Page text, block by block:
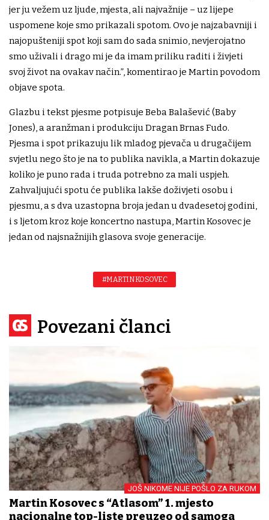
jer ju vežem uz ljude, mjesta, ali najvažnije – uz lijepe
uspomene koje smo prikazali spotom. Ovo je najzabavniji i
najopušteniji spot koji sam do sada snimio, nevjerojatno
smo uživali i drago mi je da imam priliku raditi i živjeti
svoj život na ovakav način.”, komentirao je Martin povodom
objave spota.
Glazbu i tekst pjesme potpisuje Beba Balašević (Baby
Jones), a aranžman i produkciju Dragan Brnas Fudo.
Pjesma i spot prikazuju lik mladog pjevača u drugačijem
svjetlu nego što je na to publika navikla, a Martin dokazuje
koliko je puno rada i truda potrebno za mali uspjeh.
Zahvaljujući spotu će publika lakše doživjeti osobu i
pjesmu, a s dva uzastopna broja jedan u dvadesetoj godini,
i s ljetom kroz koje koncertno nastupa, Martin Kosovec je
jedan od najsnažnijih glasova svoje generacije.
#MARTIN KOSOVEC
Povezani članci
JOŠ NIKOME NIJE POŠLO ZA RUKOM
Martin Kosovec s “Atlasom” 1. mjesto
nacionalne top-liste preuzeo od samoga